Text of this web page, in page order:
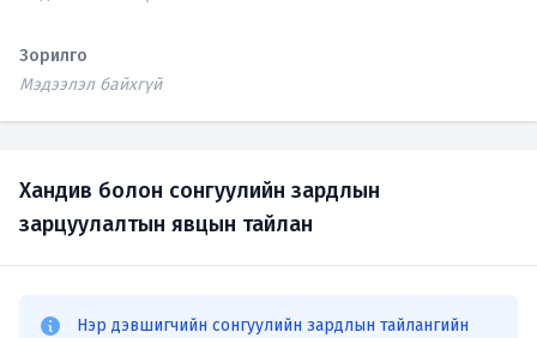
Зорилго
Мэдээлэл байхгүй
Хандив болон сонгуулийн зардлын
зарцуулалтын явцын тайлан
Нэр дэвшигчийн сонгуулийн зардлын тайлангийн